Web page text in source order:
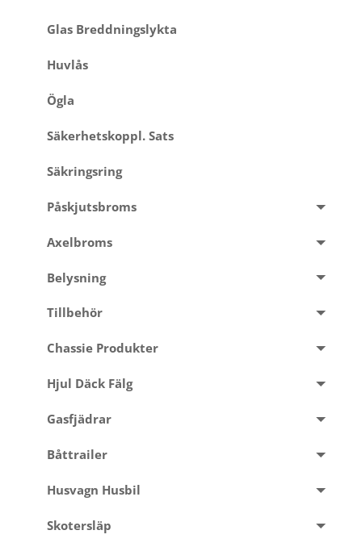
Glas Breddningslykta
Huvlås
Ögla
Säkerhetskoppl. Sats
Säkringsring
Påskjutsbroms
Axelbroms
Belysning
Tillbehör
Chassie Produkter
Hjul Däck Fälg
Gasfjädrar
Båttrailer
Husvagn Husbil
Skotersläp